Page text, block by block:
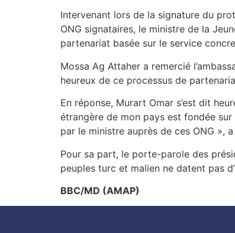
Intervenant lors de la signature du
ONG signataires, le ministre de la
partenariat basée sur le service
Mossa Ag Attaher a remercié
heureux de ce processus de
En réponse, Murart Omar s’est dit
étrangère de mon pays est fondée
par le ministre auprès de ces ONG »,
Pour sa part, le porte-parole des
peuples turc et malien ne datent pas
BBC/MD (AMAP)